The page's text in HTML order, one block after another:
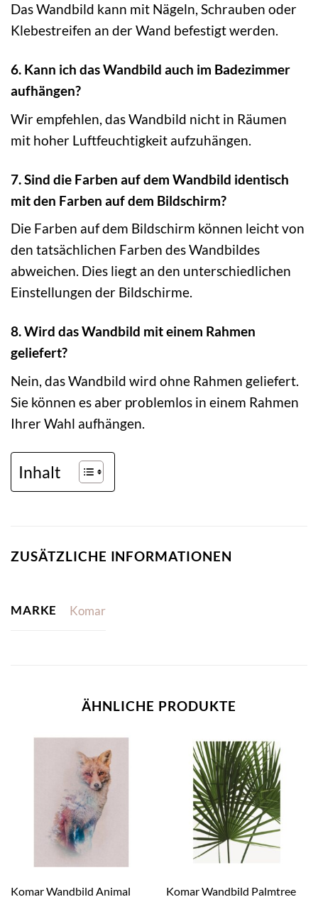
Das Wandbild kann mit Nägeln, Schrauben oder
Klebestreifen an der Wand befestigt werden.
6. Kann ich das Wandbild auch im Badezimmer
aufhängen?
Wir empfehlen, das Wandbild nicht in Räumen
mit hoher Luftfeuchtigkeit aufzuhängen.
7. Sind die Farben auf dem Wandbild identisch
mit den Farben auf dem Bildschirm?
Die Farben auf dem Bildschirm können leicht von
den tatsächlichen Farben des Wandbildes
abweichen. Dies liegt an den unterschiedlichen
Einstellungen der Bildschirme.
8. Wird das Wandbild mit einem Rahmen
geliefert?
Nein, das Wandbild wird ohne Rahmen geliefert.
Sie können es aber problemlos in einem Rahmen
Ihrer Wahl aufhängen.
Inhalt
ZUSÄTZLICHE INFORMATIONEN
MARKE Komar
ÄHNLICHE PRODUKTE
Komar Wandbild Animal Komar Wandbild Palmtree